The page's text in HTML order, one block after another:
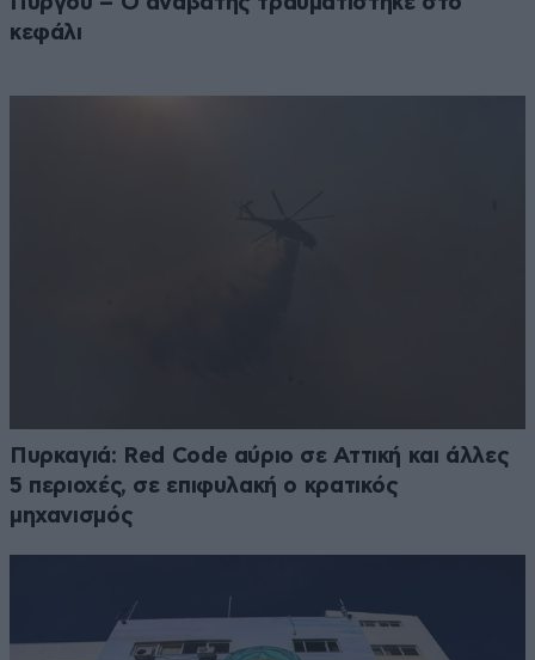
κεφάλι
Πυρκαγιά: Red Code αύριο σε Αττική και άλλες
5 περιοχές, σε επιφυλακή ο κρατικός
μηχανισμός